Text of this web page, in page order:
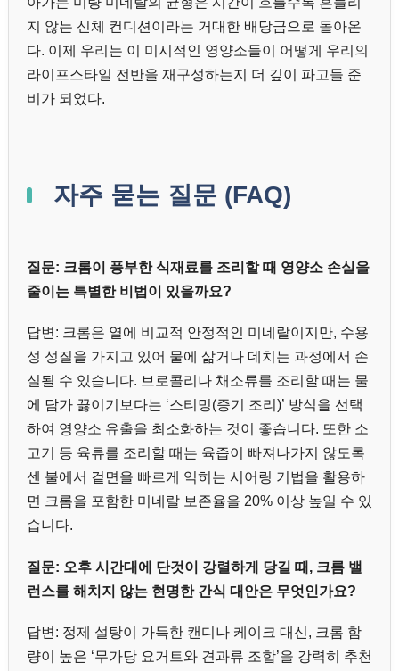
지 않는 신체 컨디션이라는 거대한 배당금으로 돌아온
다. 이제 우리는 이 미시적인 영양소들이 어떻게 우리의
라이프스타일 전반을 재구성하는지 더 깊이 파고들 준
비가 되었다.
자주 묻는 질문 (FAQ)
질문: 크롬이 풍부한 식재료를 조리할 때 영양소 손실을
줄이는 특별한 비법이 있을까요?
답변: 크롬은 열에 비교적 안정적인 미네랄이지만, 수용
성 성질을 가지고 있어 물에 삶거나 데치는 과정에서 손
실될 수 있습니다. 브로콜리나 채소류를 조리할 때는 물
에 담가 끓이기보다는 ‘스티밍(증기 조리)’ 방식을 선택
하여 영양소 유출을 최소화하는 것이 좋습니다. 또한 소
고기 등 육류를 조리할 때는 육즙이 빠져나가지 않도록
센 불에서 겉면을 빠르게 익히는 시어링 기법을 활용하
면 크롬을 포함한 미네랄 보존율을 20% 이상 높일 수 있
습니다.
질문: 오후 시간대에 단것이 강렬하게 당길 때, 크롬 밸
런스를 해치지 않는 현명한 간식 대안은 무엇인가요?
답변: 정제 설탕이 가득한 캔디나 케이크 대신, 크롬 함
량이 높은 ‘무가당 요거트와 견과류 조합’을 강력히 추천